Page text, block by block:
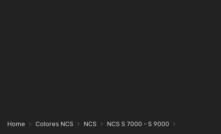
Home Colores NCS NCS
NCS S 7000 - S 9000